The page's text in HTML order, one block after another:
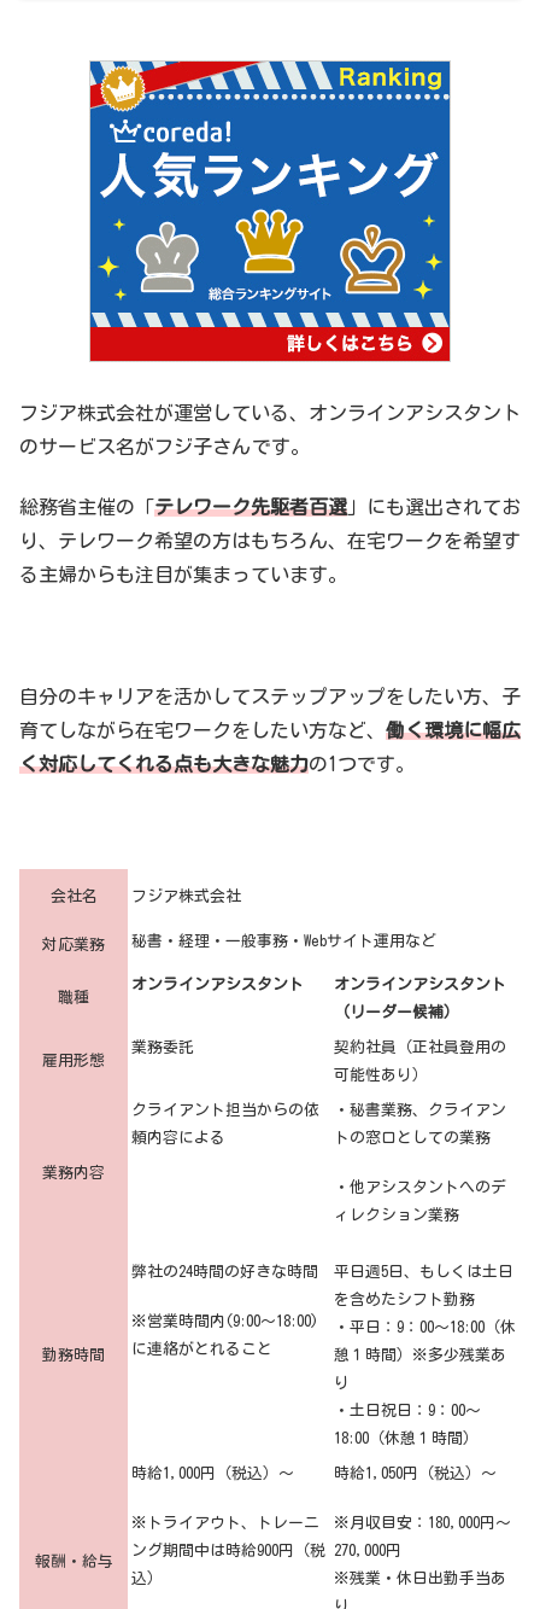
フジア株式会社が運営している、オンラインアシスタント
のサービス名がフジ子さんです。
総務省主催の「テレワーク先駆者百選 」にも選出されてお
り、テレワーク希望の方はもちろん、在宅ワークを希望す
る主婦からも注目が集まっています。
自分のキャリアを活かしてステップアップをしたい方、子
育てしながら在宅ワークをしたい方など、 働く環境に幅広
く対応してくれる点も大きな魅力の1つです。
会社名 フジア株式会社
対応業務 秘書・経理・一般事務・Webサイト運用など
職種
オンラインアシスタント
オンラインアシスタント
（リーダー候補）
雇用形態
業務委託
契約社員（正社員登用の
可能性あり）
業務内容
クライアント担当からの依
頼内容による
・秘書業務、クライアン
トの窓口としての業務
・他アシスタントへのデ
ィレクション業務
勤務時間
弊社の24時間の好きな時間
※営業時間内(9:00～18:00)
に連絡がとれること
平日週5日、もしくは土日
を含めたシフト勤務
・平日：9：00～18:00（休
憩１時間）※多少残業あ
り
・土日祝日：9：00～
18:00（休憩１時間）
報酬・給与
時給1,000円（税込）～
※トライアウト、トレーニ
ング期間中は時給900円（税
込）
時給1,050円（税込）～
※月収目安：180,000円～
270,000円
※残業・休日出勤手当あ
り